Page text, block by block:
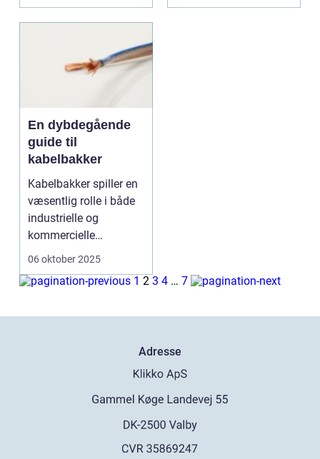
En dybdegående
guide til
kabelbakker
Kabelbakker spiller en
væsentlig rolle i både
industrielle og
kommercielle
installatione...
06 oktober 2025
1 2 3 4 … 7
Adresse